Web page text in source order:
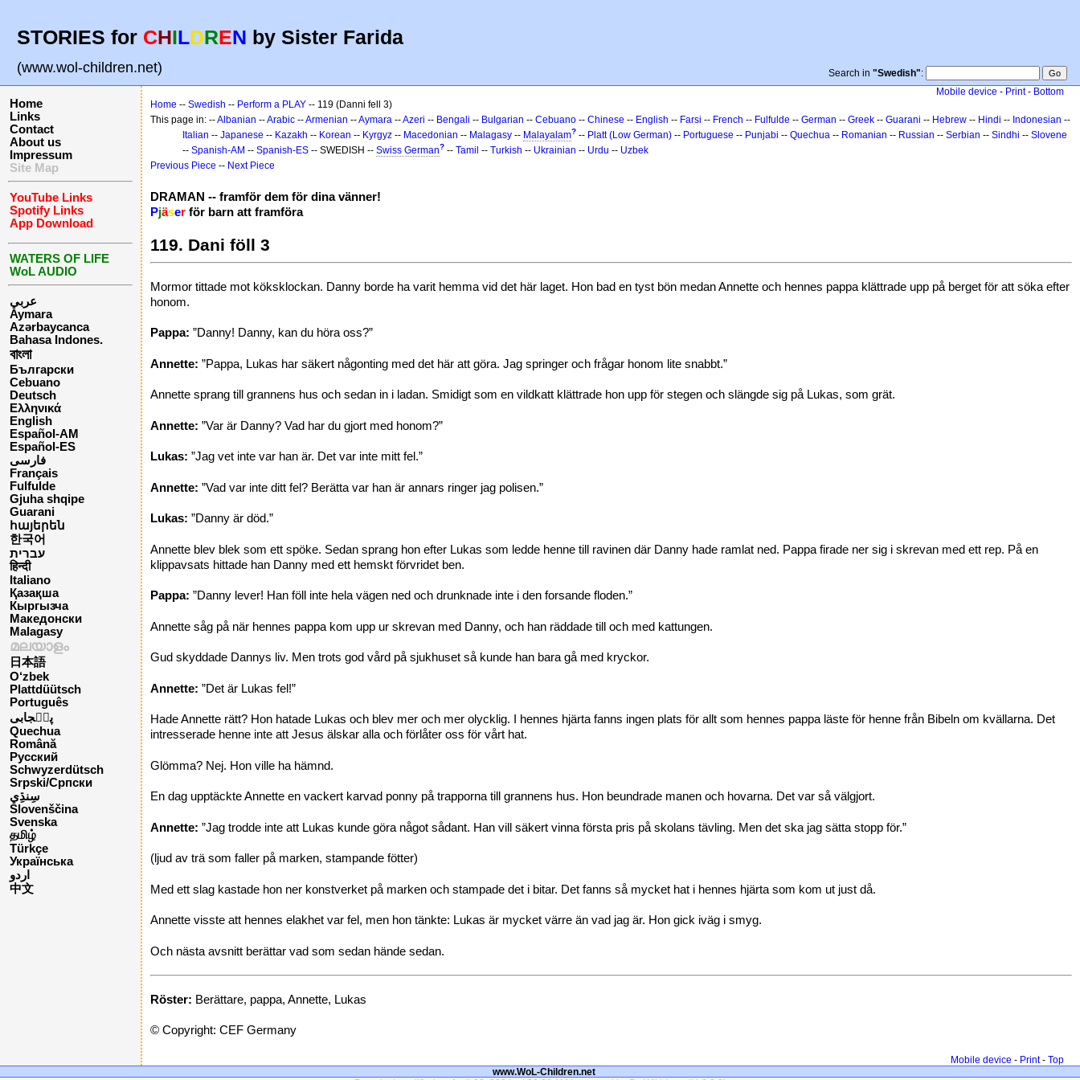
STORIES for CHILDREN by Sister Farida
(www.wol-children.net) Search in "Swedish":
Home
Links
Contact
About us
Impressum
Site Map
YouTube Links
Spotify Links
App Download
WATERS OF LIFE
WoL AUDIO
عربي
Aymara
Azərbaycanca
Bahasa Indones.
বাংলা
Български
Cebuano
Deutsch
Ελληνικά
English
Español-AM
Español-ES
فارسی
Français
Fulfulde
Gjuha shqipe
Guarani
հայերեն
한국어
עברית
हिन्दी
Italiano
Қазақша
Кыргызча
Македонски
Malagasy
മലയാളം
日本語
O‘zbek
Plattdüütsch
Português
پن٘جابی
Quechua
Română
Русский
Schwyzerdütsch
Srpski/Српски
Slovenščina
Svenska
தமிழ்
Türkçe
Українська
اردو
中文
Mobile device - Print- Bottom
Home -- Swedish -- Perform a PLAY -- 119 (Danni fell 3)
This page in: --Albanian --Arabic --Armenian --Aymara --Azeri -- Bengali -- Bulgarian -- Cebuano -- Chinese -- English -- Farsi -- French -- Fulfulde -- German -- Greek -- Guarani -- Hebrew -- Hindi -- Indonesian --
Italian -- Japanese -- Kazakh -- Korean -- Kyrgyz -- Macedonian -- Malagasy -- Malayalam? -- Platt (Low German) -- Portuguese -- Punjabi -- Quechua -- Romanian -- Russian -- Serbian -- Sindhi -- Slovene
-- Spanish-AM -- Spanish-ES -- SWEDISH -- Swiss German? -- Tamil -- Turkish -- Ukrainian -- Urdu -- Uzbek
Previous Piece -- Next Piece
DRAMAN -- framför dem för dina vänner!
Pjäser för barn att framföra
119. Dani föll 3
Mormor tittade mot köksklockan. Danny borde ha varit hemma vid det här laget. Hon bad en tyst bön medan Annette och hennes pappa klättrade upp på berget för att söka efter
honom.
Pappa: ”Danny! Danny, kan du höra oss?”
Annette: ”Pappa, Lukas har säkert någonting med det här att göra. Jag springer och frågar honom lite snabbt.”
Annette sprang till grannens hus och sedan in i ladan. Smidigt som en vildkatt klättrade hon upp för stegen och slängde sig på Lukas, som grät.
Annette: ”Var är Danny? Vad har du gjort med honom?”
Lukas: ”Jag vet inte var han är. Det var inte mitt fel.”
Annette: ”Vad var inte ditt fel? Berätta var han är annars ringer jag polisen.”
Lukas: ”Danny är död.”
Annette blev blek som ett spöke. Sedan sprang hon efter Lukas som ledde henne till ravinen där Danny hade ramlat ned. Pappa firade ner sig i skrevan med ett rep. På en
klippavsats hittade han Danny med ett hemskt förvridet ben.
Pappa: ”Danny lever! Han föll inte hela vägen ned och drunknade inte i den forsande floden.”
Annette såg på när hennes pappa kom upp ur skrevan med Danny, och han räddade till och med kattungen.
Gud skyddade Dannys liv. Men trots god vård på sjukhuset så kunde han bara gå med kryckor.
Annette: ”Det är Lukas fel!”
Hade Annette rätt? Hon hatade Lukas och blev mer och mer olycklig. I hennes hjärta fanns ingen plats för allt som hennes pappa läste för henne från Bibeln om kvällarna. Det
intresserade henne inte att Jesus älskar alla och förlåter oss för vårt hat.
Glömma? Nej. Hon ville ha hämnd.
En dag upptäckte Annette en vackert karvad ponny på trapporna till grannens hus. Hon beundrade manen och hovarna. Det var så välgjort.
Annette: ”Jag trodde inte att Lukas kunde göra något sådant. Han vill säkert vinna första pris på skolans tävling. Men det ska jag sätta stopp för.”
(ljud av trä som faller på marken, stampande fötter)
Med ett slag kastade hon ner konstverket på marken och stampade det i bitar. Det fanns så mycket hat i hennes hjärta som kom ut just då.
Annette visste att hennes elakhet var fel, men hon tänkte: Lukas är mycket värre än vad jag är. Hon gick iväg i smyg.
Och nästa avsnitt berättar vad som sedan hände sedan.
Röster: Berättare, pappa, Annette, Lukas
© Copyright: CEF Germany
Mobile device - Print- Top
www.WoL-Children.net